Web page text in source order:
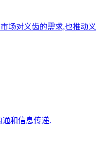
场对义齿的需求,也推动义
和信息传递.